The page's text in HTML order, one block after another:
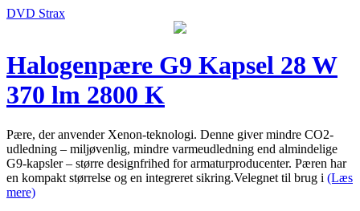
DVD Strax
Halogenpære G9 Kapsel 28 W
370 lm 2800 K
Pære, der anvender Xenon-teknologi. Denne giver mindre CO2-
udledning – miljøvenlig, mindre varmeudledning end almindelige
G9-kapsler – større designfrihed for armaturproducenter. Pæren har
en kompakt størrelse og en integreret sikring.Velegnet til brug i (Læs
mere)